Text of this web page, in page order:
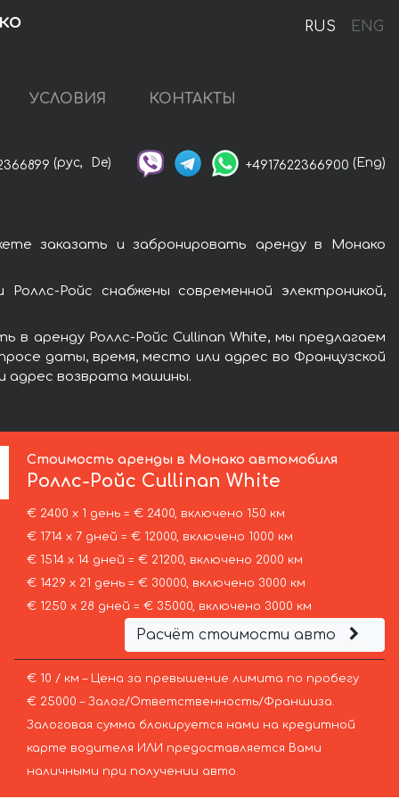
RUS ENG
УСЛОВИЯ КОНТАКТЫ
(рус, De) +4917622366900 (Eng)
заказать и забронировать аренду в Монако
Ройс снабжены современной электроникой,
аренду Роллс-Ройс Cullinan White, мы предлагаем
даты, время, место или адрес во Французской
адрес возврата машины.
Стоимость аренды в Монако автомобиля
Роллс-Ройс Cullinan White
€ 2400 х 1 день = € 2400, включено 150 км
€ 1714 х 7 дней = € 12000, включено 1000 км
€ 1514 х 14 дней = € 21200, включено 2000 км
€ 1429 х 21 день = € 30000, включено 3000 км
€ 1250 х 28 дней = € 35000, включено 3000 км
Расчёт стоимости авто
€ 10 / км – Цена за превышение лимита по пробегу
€ 25000 – Залог/Ответственность/Франшиза.
Залоговая сумма блокируется нами на кредитной
карте водителя ИЛИ предоставляется Вами
наличными при получении авто.